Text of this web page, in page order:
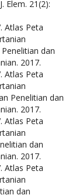
Elem. 21(2):
Atlas Peta
dan
2017.
Atlas Peta
Penelitian dan
2017.
Atlas Peta
dan
2017.
Atlas Peta
dan